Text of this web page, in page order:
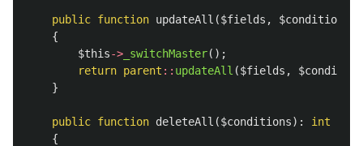
public function updateAll ($fields , $conditions
{
$this-> _switchMaster();
return parent :: updateAll ($fields ,
}
public function deleteAll ($conditions):
int
{